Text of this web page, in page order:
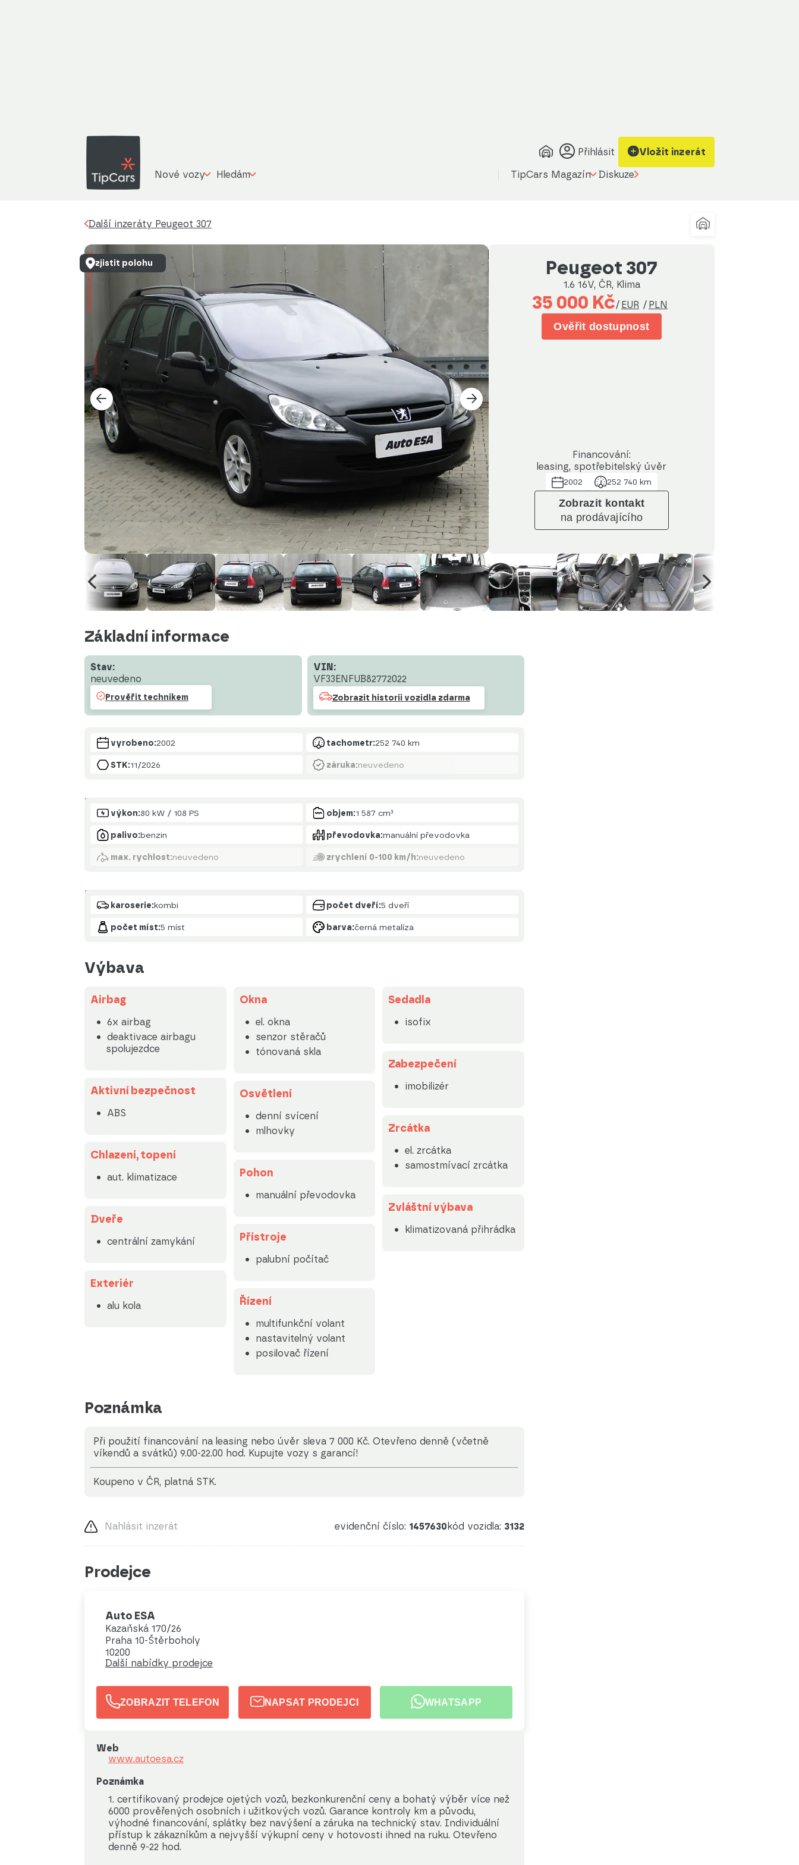
Přihlásit Vložit inzerát
Nové vozy Hledám TipCars Magazín Diskuze
Další inzeráty Peugeot 307
Peugeot 307
1.6 16V, ČR, Klima
35 000 Kč/ EUR / PLN
Ověřit dostupnost
Financování:
leasing, spotřebitelský úvěr
2002 252 740 km
Zobrazit kontakt
na prodávajícího
zjistit polohu
Základní informace
Stav:
neuvedeno
Prověřit technikem
VIN:
VF33ENFUB82772022
Zobrazit historii vozidla zdarma
vyrobeno:2002 tachometr:252 740 km
STK:11/2026 záruka:neuvedeno
Motor
výkon:80 kW / 108 PS objem:1 587 cm³
palivo:benzin převodovka:manuální převodovka
max. rychlost:neuvedeno zrychlení 0-100 km/h:neuvedeno
Karoserie
karoserie:kombi počet dveří:5 dveří
počet míst:5 míst barva:černá metalíza
Výbava
Airbag
6x airbag
deaktivace airbagu
spolujezdce
Aktivní bezpečnost
ABS
Chlazení, topení
aut. klimatizace
Dveře
centrální zamykání
Exteriér
alu kola
Okna
el. okna
senzor stěračů
tónovaná skla
Osvětlení
denní svícení
mlhovky
Pohon
manuální převodovka
Přístroje
palubní počítač
Řízení
multifunkční volant
nastavitelný volant
posilovač řízení
Sedadla
isofix
Zabezpečení
imobilizér
Zrcátka
el. zrcátka
samostmívací zrcátka
Zvláštní výbava
klimatizovaná přihrádka
Poznámka
Při použití financování na leasing nebo úvěr sleva 7 000 Kč. Otevřeno denně (včetně
víkendů a svátků) 9.00-22.00 hod. Kupujte vozy s garancí!
koupeno v ČR, platná STK.
evidenční číslo: 1457630 kód vozidla: 3132
Nahlásit inzerát
Prodejce
Auto ESA
Kazaňská 170/26
Praha 10-Štěrboholy
10200
Další nabídky prodejce
ZOBRAZIT TELEFON NAPSAT PRODEJCI WHATSAPP
Web
www.autoesa.cz
Poznámka
1. certifikovaný prodejce ojetých vozů, bezkonkurenční ceny a bohatý výběr více než
6000 prověřených osobních i užitkových vozů. Garance kontroly km a původu,
výhodné financování, splátky bez navýšení a záruka na technický stav. Individuální
přístup k zákazníkům a nejvyšší výkupní ceny v hotovosti ihned na ruku. Otevřeno
denně 9-22 hod.